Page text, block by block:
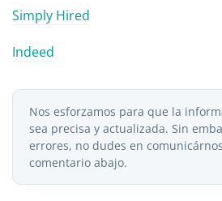
Simply Hired
Indeed
Nos esforzamos para que la
sea precisa y actualizada. Sin
errores, no dudes en
comentario abajo.